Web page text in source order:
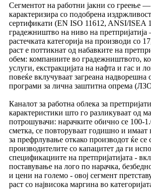
Сегментот на работни јакни со греење —
карактеризира со подобрена
сертификати (EN ISO 11612, ANSI/ISEA
градежништво на ниво на претпријатија
растечката категорија на производи со
раст е поттикнат од набавките на
обем: компаниите во градежништвото,
услуги, екстракцијата на нафта и гас и
повеќе вклучуваат загреана надворешна
програми за лична заштитна опрема
Каналот за работна облека за
карактеристики што го разликуваат од
потрошувачи: нарачките обично се 100-
сметка, се повторуваат годишно и
за префрлување откако производот ќе се
производителите со капацитет да ги
спецификациите на претпријатијата -
поставување на лого по нарачка,
и цени на големо - овој сегмент
раст со највисока маргина во